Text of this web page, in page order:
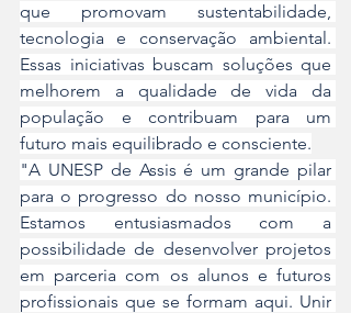
que promovam sustentabilidade,
tecnologia e conservação ambiental.
Essas iniciativas buscam soluções que
melhorem a qualidade de vida da
população e contribuam para um
futuro mais equilibrado e consciente.
"A UNESP de Assis é um grande pilar
para o progresso do nosso município.
Estamos entusiasmados com a
possibilidade de desenvolver projetos
em parceria com os alunos e futuros
profissionais que se formam aqui. Unir